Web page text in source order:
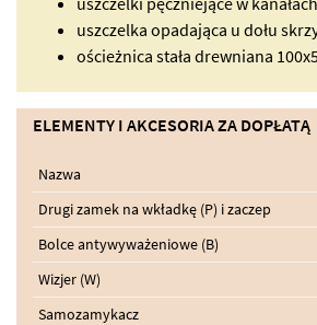
uszczelka opadająca u dołu
ościeżnica stała drewniana
ELEMENTY I AKCESORIA ZA DOPŁATĄ
Nazwa
Drugi zamek na wkładkę (P) i zaczep
Bolce antywyważeniowe (B)
Wizjer (W)
Samozamykacz